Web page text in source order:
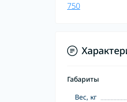
750
Габариты
Вес, кг